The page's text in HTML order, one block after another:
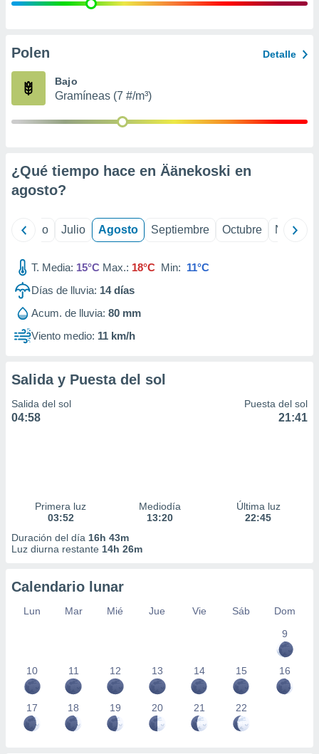
publicidad
de
Polen Detalle
Bajo
Gramíneas (7 #/m³)
¿Qué tiempo hace en Äänekoski en
agosto?
Junio Julio Agosto Septiembre Octubre
T. Media: 15°C Max.: 18°C Min: 11°C
Días de lluvia: 14días
Acum. de lluvia: 80 mm
Viento medio: 11 km/h
Salida y Puesta del sol
Salida del sol
04:58
Puesta del sol
21:41
Primera luz
03:52
Mediodía
13:20
Última luz
22:45
Duración del día 16h 43m
Luz diurna restante 14h 26m
Calendario lunar
Lun Mar Mié Jue Vie Sáb
Dom
9
10 11 12 13 14 15 16
17 18 19 20 21 22